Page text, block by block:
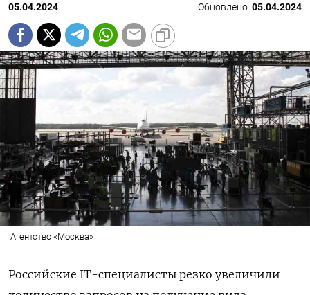
05.04.2024 Обновлено: 05.04.2024
Агентство «Москва»
Российские IT-специалисты резко увеличили